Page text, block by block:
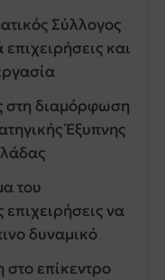
Σύλλογος
και
στη διαμόρφωση
Έξυπνης
του
επιχειρήσεις να
δυναμικό
επίκεντρο